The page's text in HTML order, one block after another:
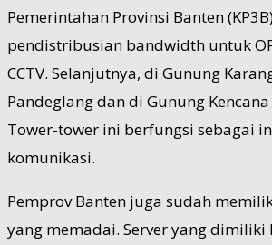
Pemerintahan Provinsi Banten
pendistribusian bandwidth untuk
CCTV. Selanjutnya, di Gunung
Pandeglang dan di Gunung Kencana
Tower-tower ini berfungsi sebagai
komunikasi.
Pemprov Banten juga sudah
yang memadai. Server yang dimiliki